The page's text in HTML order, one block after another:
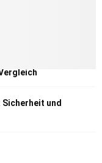
Sicherheit und